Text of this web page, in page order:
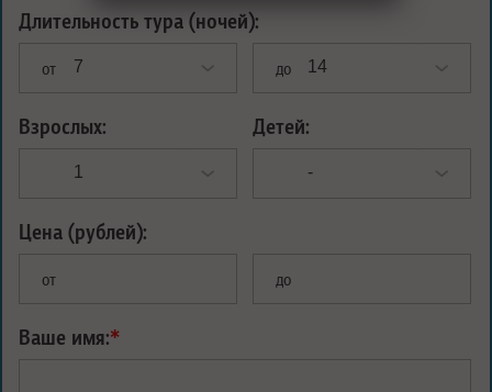
Длительность тура (ночей):
от до
Взрослых: Детей:
Цена (рублей):
от до
Ваше имя:*